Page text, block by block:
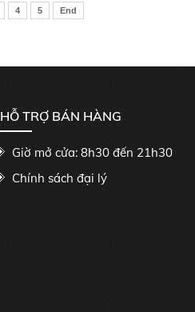
4 5 End
HỖ TRỢ BÁN HÀNG
Giờ mở cửa: 8h30 đến 21h30
Chính sách đại lý